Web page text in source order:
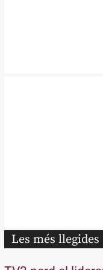
Les més llegides